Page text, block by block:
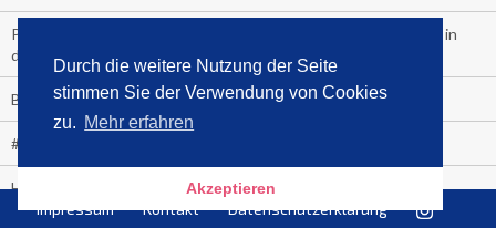
Durch die weitere Nutzung der Seite
stimmen Sie der Verwendung von Cookies
zu. Mehr erfahren
Akzeptieren
PocketBook, Ceebo und Umbreit bringen Hörbuch-Downloads in
die Cloud
Bella Bella
#1-Bestseller: "Das ist Alpha!" von Kollegah
Hammer! "Fear: Trump in the White House" (auf Englisch) von
Watergate-Urgestein
Impressum Kontakt Datenschutzerklärung